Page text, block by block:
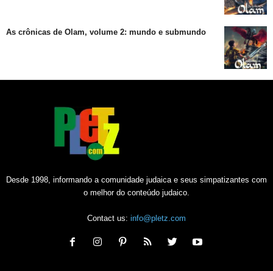
As crônicas de Olam, volume 2: mundo e submundo
Desde 1998, informando a comunidade judaica e seus simpatizantes com
o melhor do conteúdo judaico.
Contact us: info@pletz.com